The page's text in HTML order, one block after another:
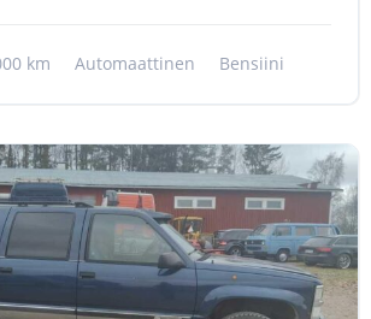
km Automaattinen Bensiini